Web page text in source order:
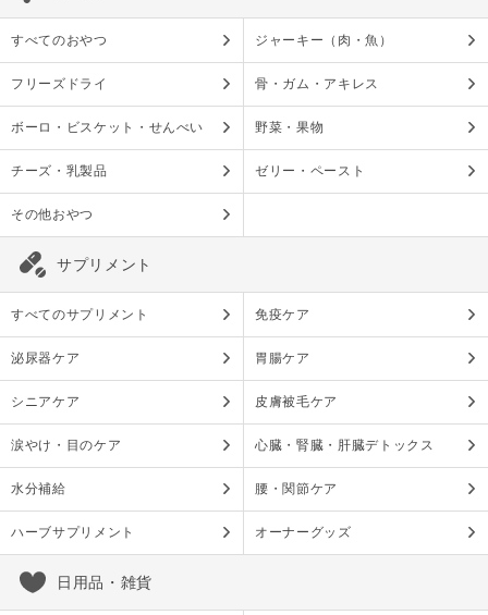
すべてのおやつ ジャーキー（肉・魚）
フリーズドライ 骨・ガム・アキレス
ボーロ・ビスケット・せんべい 野菜・果物
チーズ・乳製品 ゼリー・ペースト
その他おやつ
サプリメント
すべてのサプリメント 免疫ケア
泌尿器ケア 胃腸ケア
シニアケア 皮膚被毛ケア
涙やけ・目のケア 心臓・腎臓・肝臓デトックス
水分補給 腰・関節ケア
ハーブサプリメント オーナーグッズ
日用品・雑貨